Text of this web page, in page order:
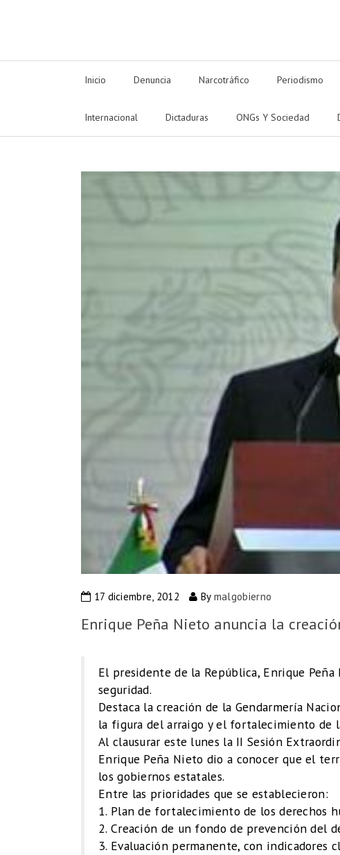
Inicio Denuncia Narcotráfico Periodismo
Internacional Dictaduras ONGs Y Sociedad
17 diciembre, 2012 By malgobierno
Enrique Peña Nieto anuncia la
El presidente de la República, Enrique
seguridad.
Destaca la creación de la Gendarmería
la figura del arraigo y el fortalecimiento de
Al clausurar este lunes la II Sesión
Enrique Peña Nieto dio a conocer que el
los gobiernos estatales.
Entre las prioridades que se establecieron:
1. Plan de fortalecimiento de los derechos
2. Creación de un fondo de prevención del
3. Evaluación permanente, con indicadores